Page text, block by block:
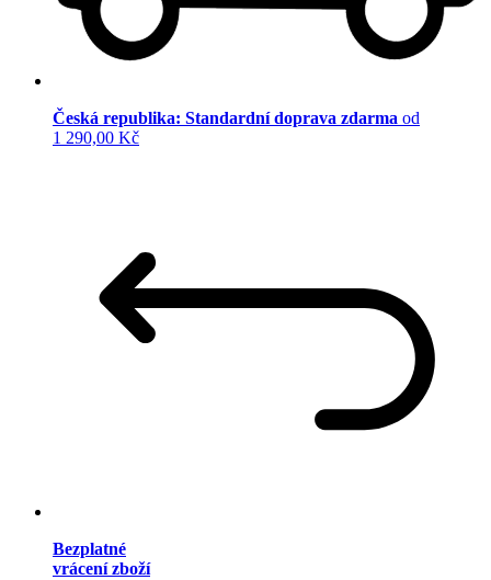
Česká republika: Standardní doprava zdarma od
1 290,00 Kč
Bezplatné
vrácení zboží